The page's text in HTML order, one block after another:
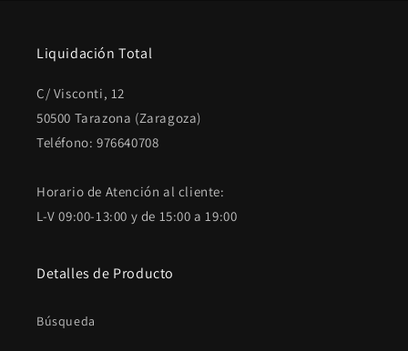
Liquidación Total
C/ Visconti, 12
50500 Tarazona (Zaragoza)
Teléfono: 976640708
Horario de Atención al cliente:
L-V 09:00-13:00 y de 15:00 a 19:00
Detalles de Producto
Búsqueda